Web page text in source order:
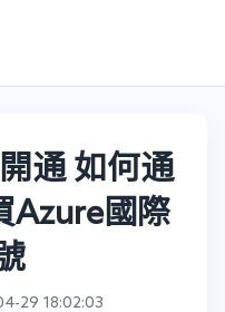
通 如何通
Azure國際
29 18:02:03